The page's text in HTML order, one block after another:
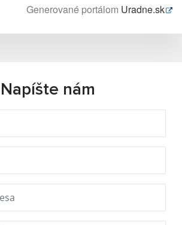
Generované portálom Uradne.sk
Napíšte nám